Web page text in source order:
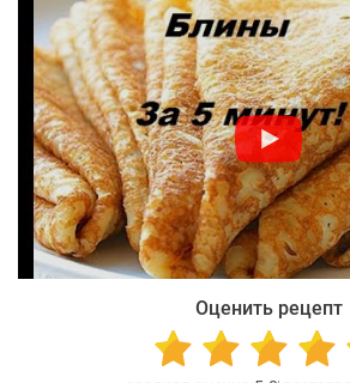
Оценить рецепт